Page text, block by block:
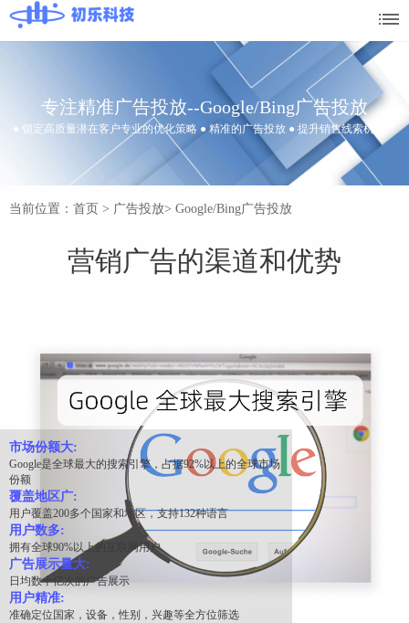
专注精准广告投放--Google/Bing广告投放
● 锁定高质量潜在客户专业的优化策略 ● 精准的广告投放 ● 提升销售线索机会！
当前位置：首页 > 广告投放> Google/Bing广告投放
营销广告的渠道和优势
市场份额大:
Google是全球最大的搜索引擎，占据92%以上的全球市场
份额
覆盖地区广:
用户覆盖200多个国家和地区，支持132种语言
用户数多:
拥有全球90%以上的互联网用户
广告展示量大:
日均数十亿次的广告展示
用户精准:
准确定位国家，设备，性别，兴趣等全方位筛选